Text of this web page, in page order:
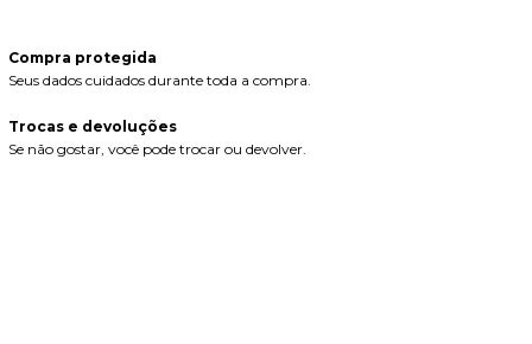
Compra protegida
Seus dados cuidados durante toda a compra.
Trocas e devoluções
Se não gostar, você pode trocar ou devolver.